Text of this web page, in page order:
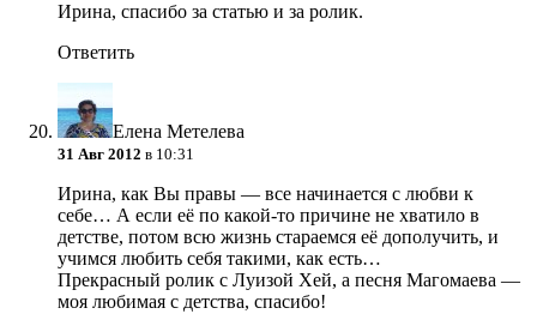
Ирина, спасибо за статью и за ролик.
Ответить
Елена Метелева
31 Авг 2012 в 10:31
Ирина, как Вы правы — все начинается с любви к
себе… А если её по какой-то причине не хватило в
детстве, потом всю жизнь стараемся её дополучить, и
учимся любить себя такими, как есть…
Прекрасный ролик с Луизой Хей, а песня Магомаева —
моя любимая с детства, спасибо!